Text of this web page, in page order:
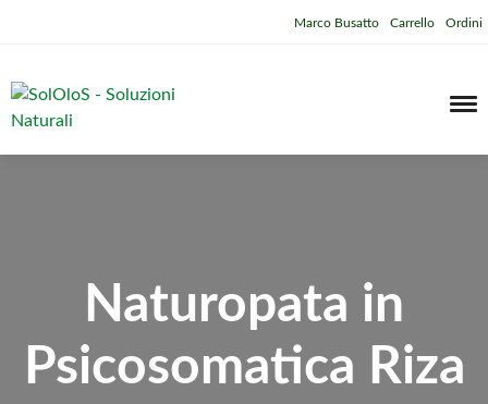
Marco Busatto Carrello Ordini
Naturopata in
Psicosomatica Riza